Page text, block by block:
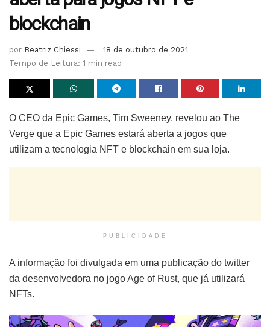
blockchain
por Beatriz Chiessi
18 de outubro de 2021
Tempo de Leitura: 1 min read
O CEO da Epic Games, Tim Sweeney, revelou ao The
Verge que a Epic Games estará aberta a jogos que
utilizam a tecnologia NFT e blockchain em sua loja.
PUBLICIDADE
A informação foi divulgada em uma publicação do twitter
da desenvolvedora no jogo Age of Rust, que já utilizará
NFTs.